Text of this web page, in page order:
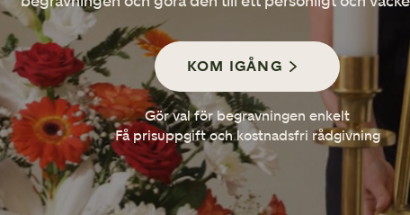
Bouppteckning
Avvecklingshjälp
KOM IGÅNG
Gör val för begravningen enkelt
Få prisuppgift och kostnadsfri rådgivning